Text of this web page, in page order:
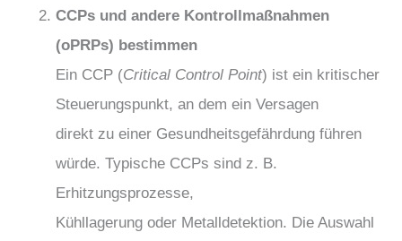
CCPs und andere Kontrollmaßnahmen
(oPRPs) bestimmen
Ein CCP (Critical Control Point) ist ein kritischer
Steuerungspunkt, an dem ein Versagen
direkt zu einer Gesundheitsgefährdung führen
würde. Typische CCPs sind z. B.
Erhitzungsprozesse,
Kühllagerung oder Metalldetektion. Die Auswahl